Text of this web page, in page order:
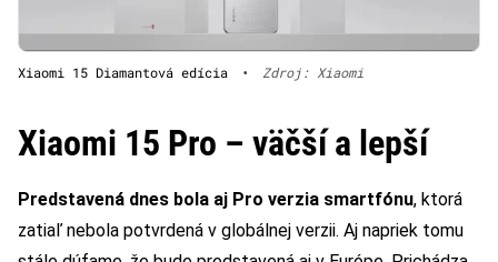
Xiaomi 15 Diamantová edícia • Zdroj: Xiaomi
Xiaomi 15 Pro – väčší a lepší
Predstavená dnes bola aj Pro verzia smartfónu, ktorá
zatiaľ nebola potvrdená v globálnej verzii. Aj napriek tomu